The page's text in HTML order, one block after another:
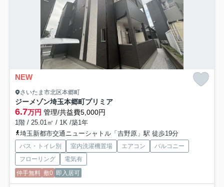
NEW
さいたま市北区本郷町
ジーメゾン埼玉本郷町プリミア
6.7万円 管理/共益費5,000円
1階 / 25.01㎡ / 1K /築1年
埼玉新都市交通ニューシャトル「吉野原」駅 徒歩19分
バス・トイレ別 室内洗濯機置場 エアコン
バルコニー
フローリング
電気有
仲手無料 敷0 即入居可